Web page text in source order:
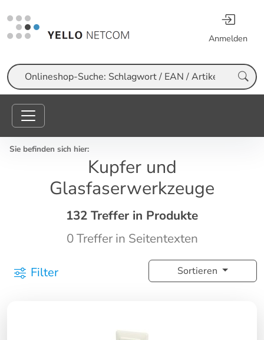
Anmelden
Suche
Sie befinden sich hier:
Kupfer und
Glasfaserwerkzeuge
132 Treffer in Produkte
0 Treffer in Seitentexten
Filter Sortieren